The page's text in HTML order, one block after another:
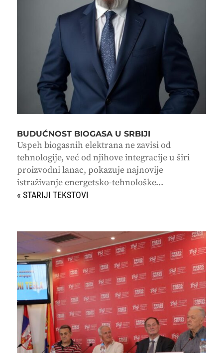
BUDUĆNOST BIOGASA U SRBIJI
Uspeh biogasnih elektrana ne zavisi od
tehnologije, već od njihove integracije u širi
proizvodni lanac, pokazuje najnovije
istraživanje energetsko-tehnološke...
« STARIJI UNOSI